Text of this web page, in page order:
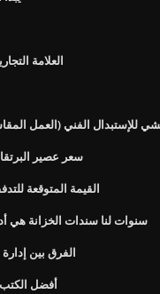
العلامة
للإستبدال الفني (العمل
سعر عصير
القيمة المتوقعة
10 سنوات لنا سندات الخزانة
الفرق بين
أفضل الكتب